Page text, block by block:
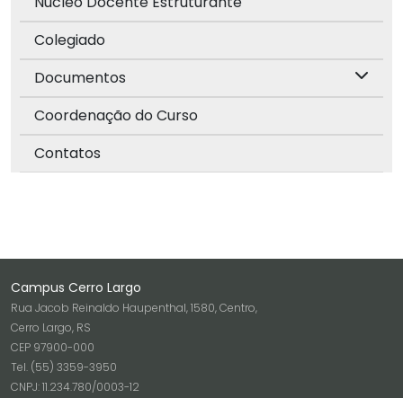
Colegiado
Documentos
Coordenação do Curso
Contatos
Campus Cerro Largo
Rua Jacob Reinaldo Haupenthal, 1580, Centro,
Cerro Largo, RS
CEP 97900-000
Tel. (55) 3359-3950
CNPJ: 11.234.780/0003-12